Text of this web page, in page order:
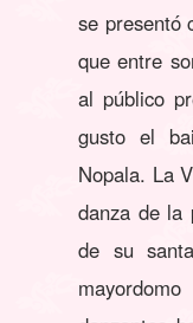
se presentó
que entre
al público
gusto el
Nopala. La
danza de la
de su